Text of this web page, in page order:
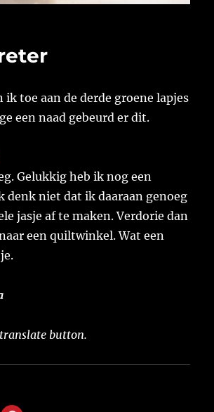
ik toe aan de derde groene lapjes
een naad gebeurd er dit.
Gelukkig heb ik nog een
denk niet dat ik daaraan genoeg
jasje af te maken. Verdorie dan
een quiltwinkel. Wat een
button.